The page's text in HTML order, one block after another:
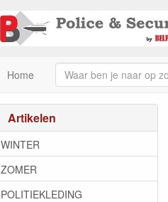
Home
Artikelen
WINTER
ZOMER
POLITIEKLEDING